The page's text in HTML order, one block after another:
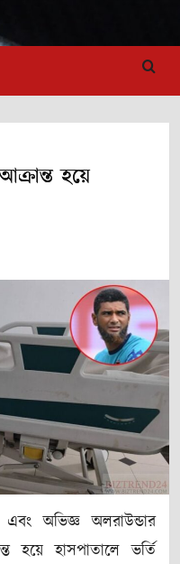
হয়ে
অভিজ্ঞ অলরাউন্ডার
হয়ে হাসপাতালে ভর্তি